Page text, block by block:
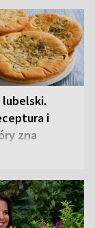
lubelski.
i
zna